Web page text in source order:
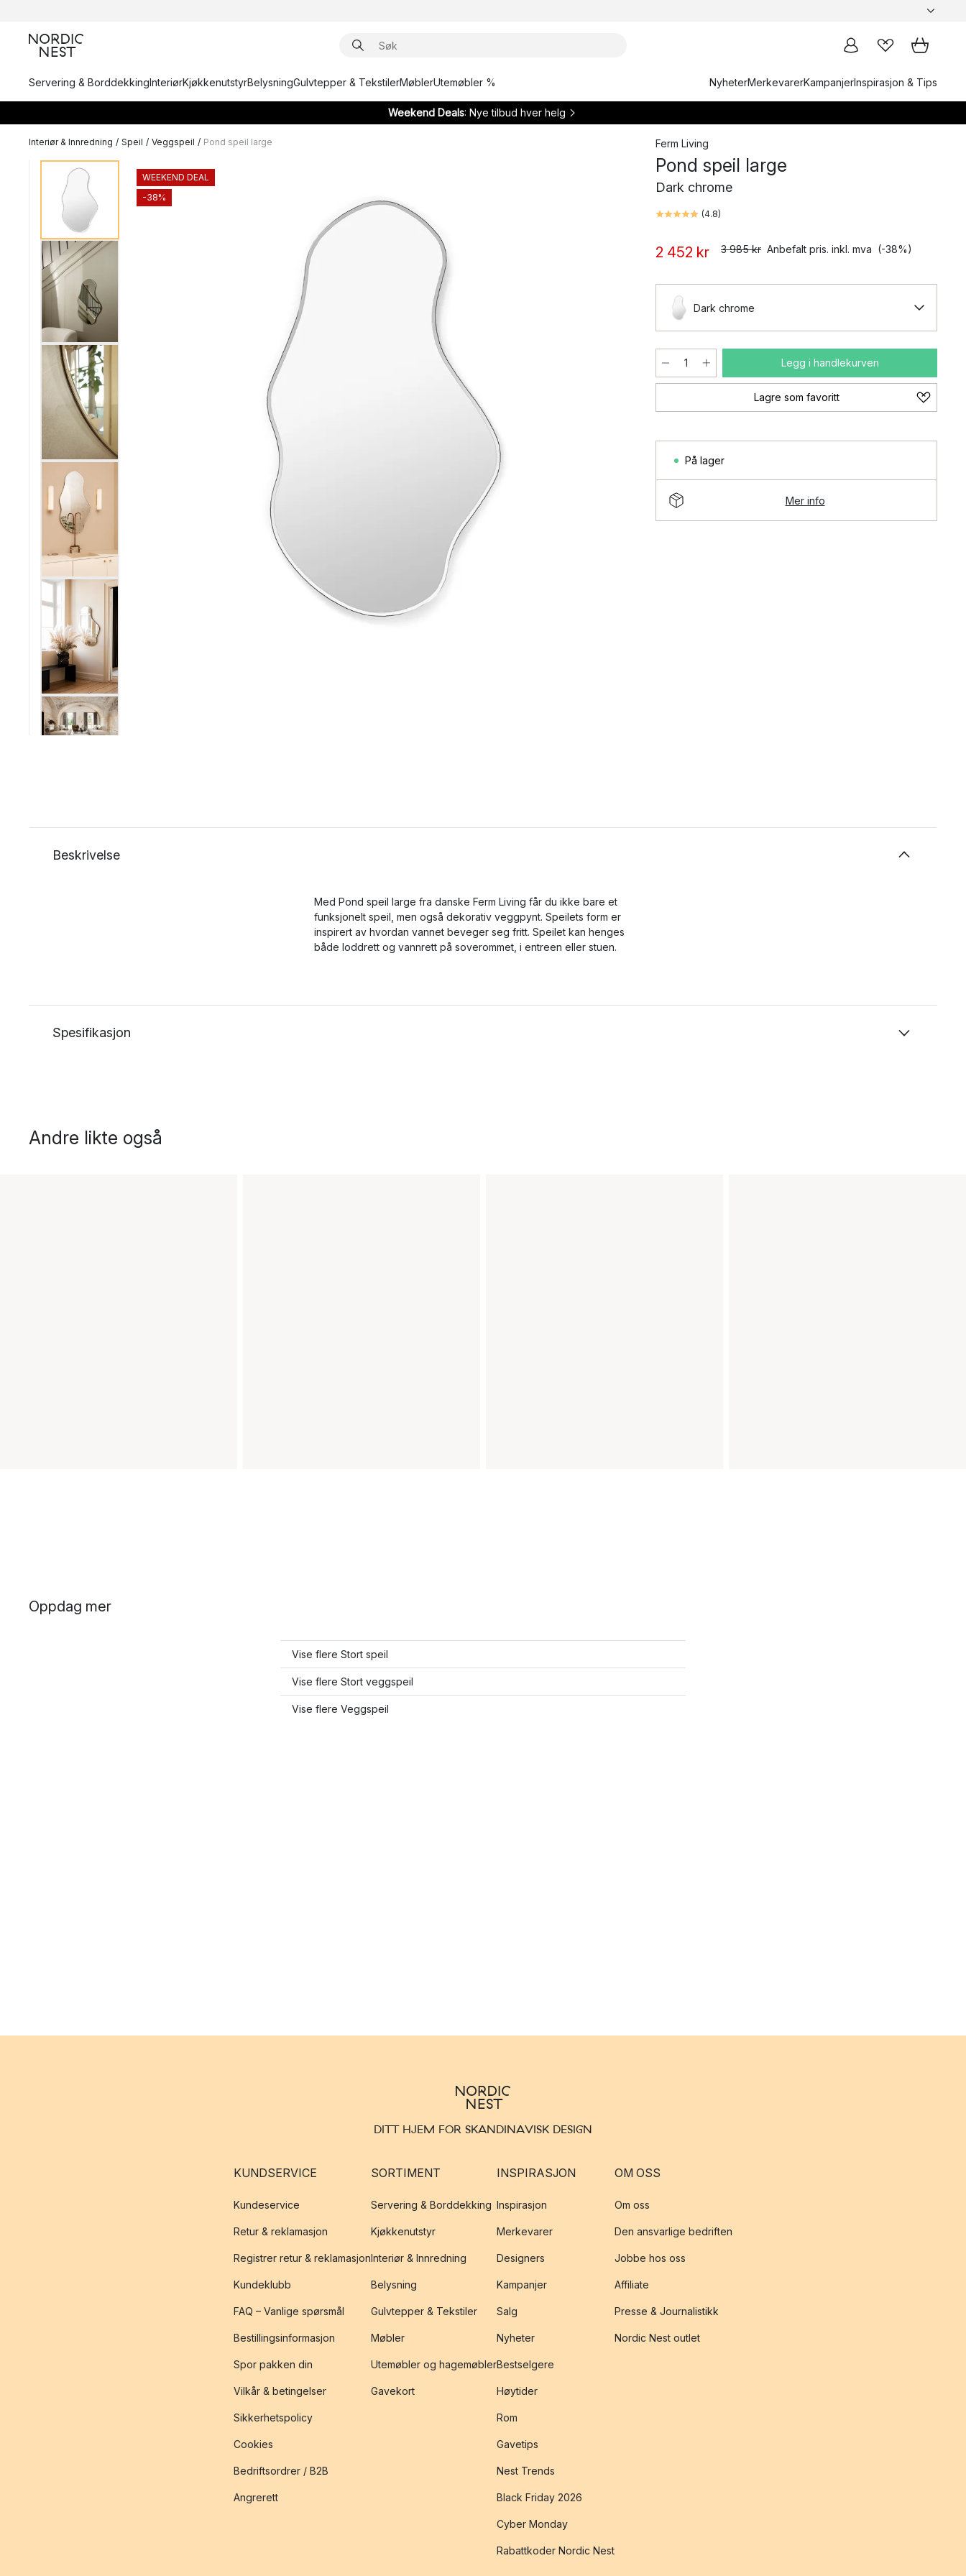
Servering & BorddekkingInteriørKjøkkenutstyrBelysningGulvtepper & TekstilerMøblerUtemøbler % NyheterMerkevarerKampanjerInspirasjon & Tips
Weekend Deals: Nye tilbud hver helg
Interiør & Innredning / Speil / Veggspeil / Pond speil large
WEEKEND DEAL
-38%
Ferm Living
Pond speil large
Dark chrome
(4.8)
2 452 kr 3 985 kr Anbefalt pris. inkl. mva (-38%)
Dark chrome
Legg i handlekurven
Lagre som favoritt
På lager
Mer info
Beskrivelse
Med Pond speil large fra danske Ferm Living får du ikke bare et
funksjonelt speil, men også dekorativ veggpynt. Speilets form er
inspirert av hvordan vannet beveger seg fritt. Speilet kan henges
både loddrett og vannrett på soverommet, i entreen eller stuen.
Spesifikasjon
Andre likte også
Oppdag mer
Vise flere Stort speil
Vise flere Stort veggspeil
Vise flere Veggspeil
DITT HJEM FOR SKANDINAVISK DESIGN
KUNDSERVICE
Kundeservice
Retur & reklamasjon
Registrer retur & reklamasjon
Kundeklubb
FAQ – Vanlige spørsmål
Bestillingsinformasjon
Spor pakken din
Vilkår & betingelser
Sikkerhetspolicy
Cookies
Bedriftsordrer / B2B
Angrerett
SORTIMENT
Servering & Borddekking
Kjøkkenutstyr
Interiør & Innredning
Belysning
Gulvtepper & Tekstiler
Møbler
Utemøbler og hagemøbler
Gavekort
INSPIRASJON
Inspirasjon
Merkevarer
Designers
Kampanjer
Salg
Nyheter
Bestselgere
Høytider
Rom
Gavetips
Nest Trends
Black Friday 2026
Cyber Monday
Rabattkoder Nordic Nest
OM OSS
Om oss
Den ansvarlige bedriften
Jobbe hos oss
Affiliate
Presse & Journalistikk
Nordic Nest outlet